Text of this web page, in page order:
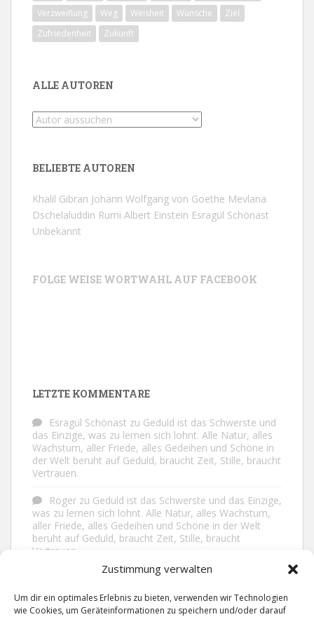
Zustimmung verwalten
Um dir ein optimales Erlebnis zu bieten, verwenden wir Technologien
wie Cookies, um Geräteinformationen zu speichern und/oder darauf
Verzweiflung
Weg Weisheit Wünsche
Ziel
Zufriedenheit
Zukunft
ALLE AUTOREN
BELIEBTE AUTOREN
Khalil Gibran Johann Wolfgang von Goethe Mevlana
Dschelaluddin Rumi Albert Einstein Esragül Schönast
Unbekannt
FOLGE WEISE WORTWAHL AUF FACEBOOK
LETZTE KOMMENTARE
Esragül Schönast zu Geduld ist das Schwerste und
das Einzige, was zu lernen sich lohnt. Alle Natur, alles
Wachstum, aller Friede, alles Gedeihen und Schöne in
der Welt beruht auf Geduld, braucht Zeit, Stille, braucht
Vertrauen.
Roger zu Geduld ist das Schwerste und das Einzige,
was zu lernen sich lohnt. Alle Natur, alles Wachstum,
aller Friede, alles Gedeihen und Schöne in der Welt
beruht auf Geduld, braucht Zeit, Stille, braucht
Vertrauen.
Nichts in unserem Leben
geschieht ohne Grund. Der Rest ist Zufall.